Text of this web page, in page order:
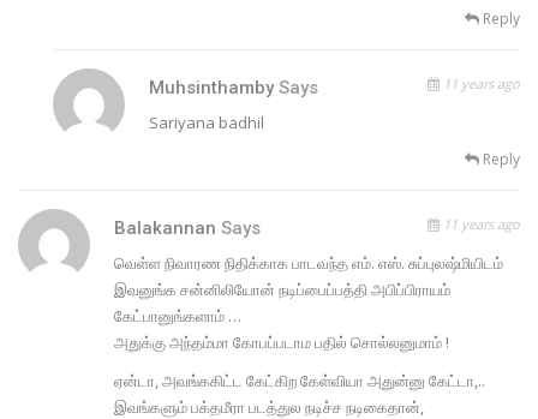
Reply
MuhsinthambySays 11 years ago
Sariyana badhil
Reply
Balakannan Says 11 years ago
வெள்ள நிவாரண நிதிக்காக பாடவந்த எம். எஸ். சுப்புலஷ்மியிடம்
இவனுங்க சன்னிலியோன் நடிப்பைப்பத்தி அபிப்பிராயம்
கேட்பானுங்களாம் …
அதுக்கு அந்தம்மா கோபப்படாம பதில் சொல்லனுமாம் !
ஏன்டா, அவங்ககிட்ட கேட்கிற கேள்வியா அதுன்னு கேட்டா,..
இவங்களும் பக்தமீரா படத்துல நடிச்ச நடிகைதான்,